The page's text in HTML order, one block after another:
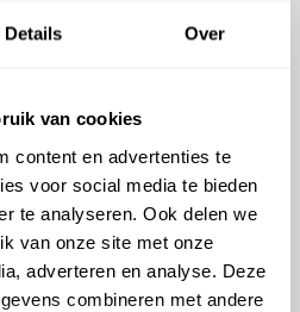
Details Over
van cookies
content en advertenties te
voor social media te bieden
te analyseren. Ook delen we
van onze site met onze
adverteren en analyse. Deze
combineren met andere
met eigen transport